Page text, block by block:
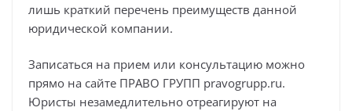
лишь краткий перечень преимуществ данной
юридической компании.
Записаться на прием или консультацию можно
прямо на сайте ПРАВО ГРУПП pravogrupp.ru.
Юристы незамедлительно отреагируют на